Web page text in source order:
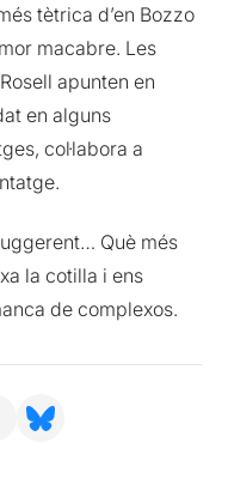
tètrica d’en Bozzo
macabre. Les
apunten en
en alguns
col·labora a
Què més
la cotilla i ens
de complexos.